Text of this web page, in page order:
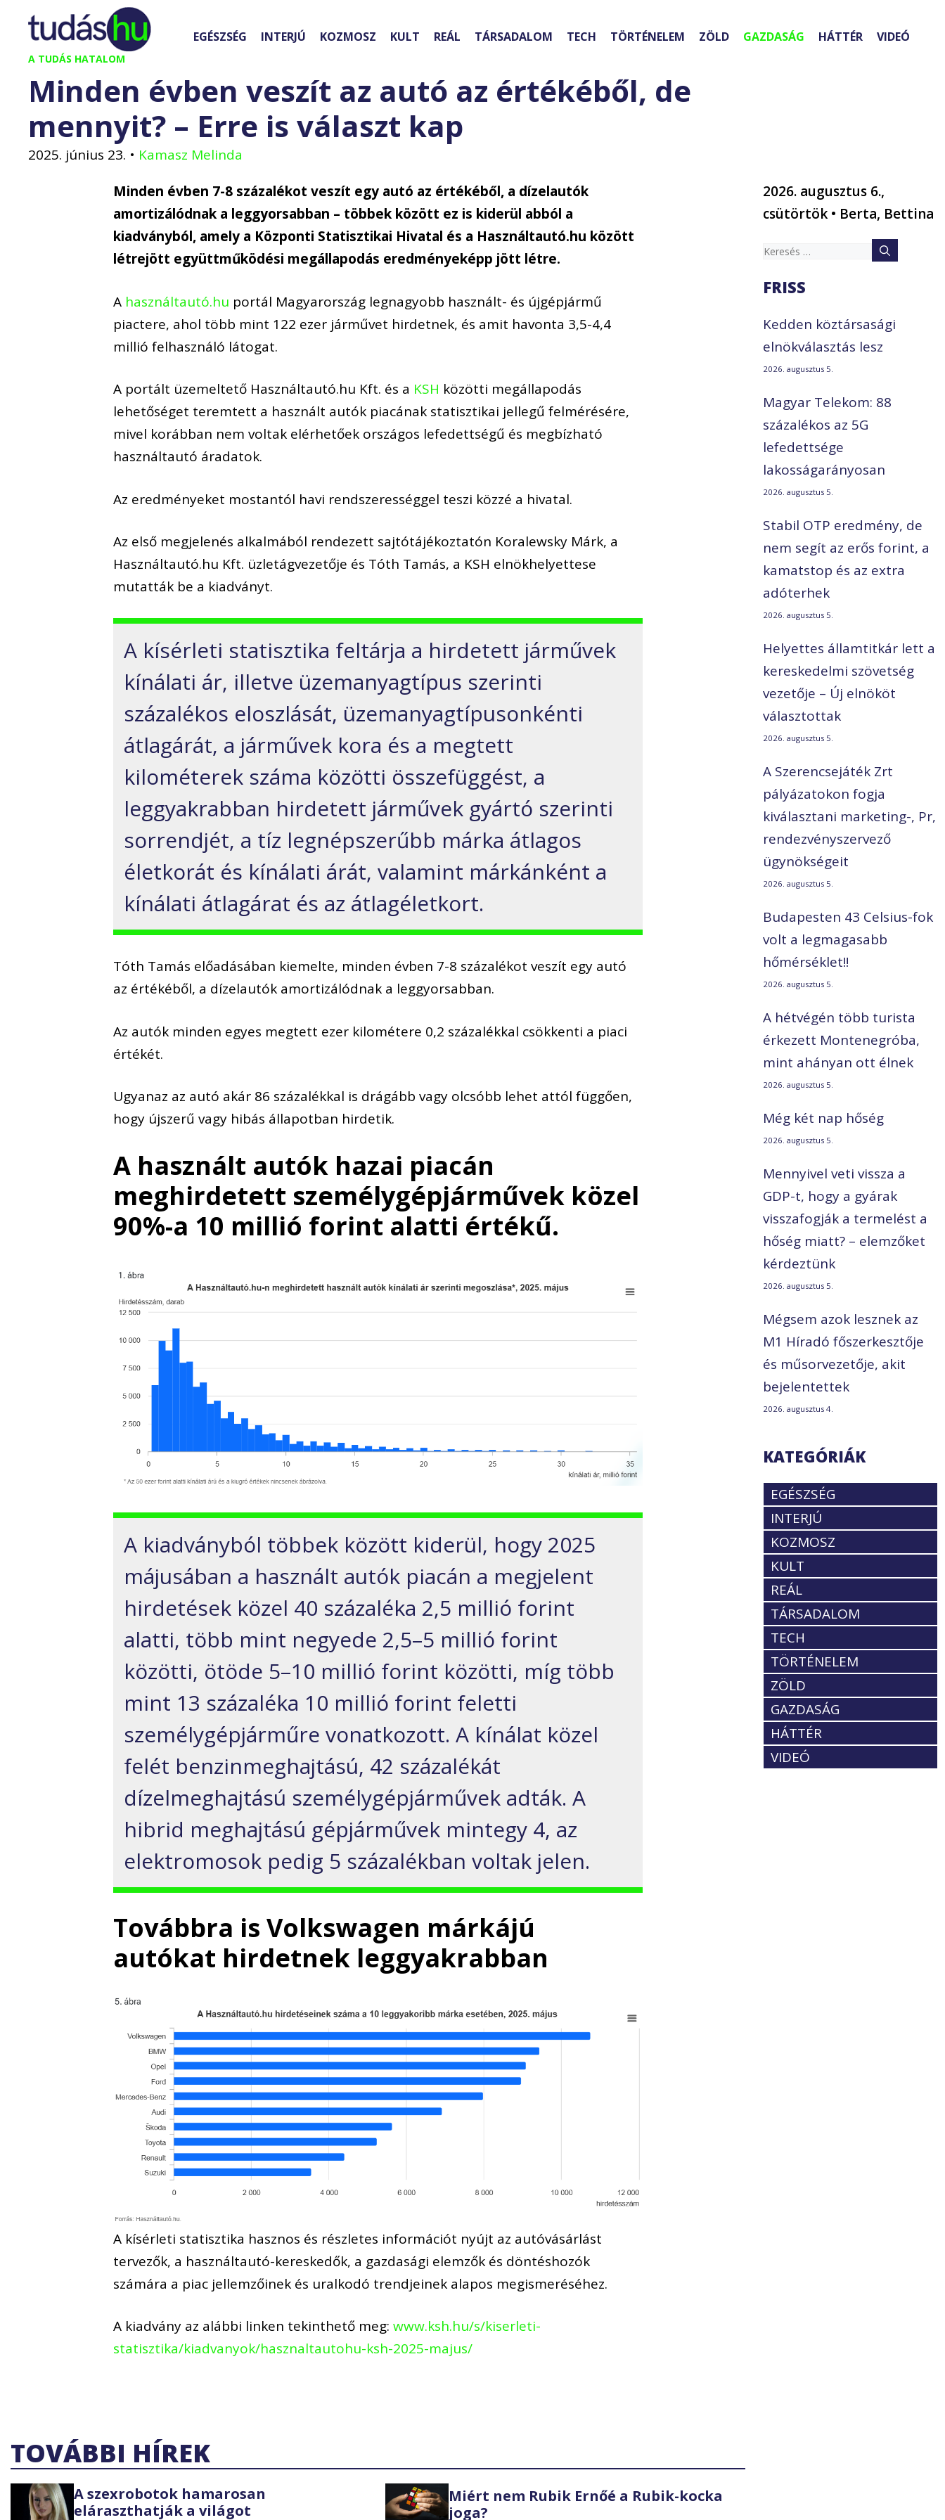
Kilépés
tartalomba
A TUDÁS HATALOM
EGÉSZSÉG INTERJÚ KOZMOSZ KULT REÁL TÁRSADALOM TECH TÖRTÉNELEM ZÖLD GAZDASÁG HÁTTÉR VIDEÓ
Minden évben veszít az autó az értékéből, de
mennyit? – Erre is választ kap
2025. június 23. • Kamasz Melinda
Minden évben 7-8 százalékot veszít egy autó az értékéből, a dízelautók
amortizálódnak a leggyorsabban – többek között ez is kiderül abból a
kiadványból, amely a Központi Statisztikai Hivatal és a Használtautó.hu között
létrejött együttműködési megállapodás eredményeképp jött létre.
A használtautó.hu portál Magyarország legnagyobb használt- és újgépjármű
piactere, ahol több mint 122 ezer járművet hirdetnek, és amit havonta 3,5-4,4
millió felhasználó látogat.
A portált üzemeltető Használtautó.hu Kft. és a KSH közötti megállapodás
lehetőséget teremtett a használt autók piacának statisztikai jellegű felmérésére,
mivel korábban nem voltak elérhetőek országos lefedettségű és megbízható
használtautó áradatok.
Az eredményeket mostantól havi rendszerességgel teszi közzé a hivatal.
Az első megjelenés alkalmából rendezett sajtótájékoztatón Koralewsky Márk, a
Használtautó.hu Kft. üzletágvezetője és Tóth Tamás, a KSH elnökhelyettese
mutatták be a kiadványt.
A kísérleti statisztika feltárja a hirdetett járművek
kínálati ár, illetve üzemanyagtípus szerinti
százalékos eloszlását, üzemanyagtípusonkénti
átlagárát, a járművek kora és a megtett
kilométerek száma közötti összefüggést, a
leggyakrabban hirdetett járművek gyártó szerinti
sorrendjét, a tíz legnépszerűbb márka átlagos
életkorát és kínálati árát, valamint márkánként a
kínálati átlagárat és az átlagéletkort.
Tóth Tamás előadásában kiemelte, minden évben 7-8 százalékot veszít egy autó
az értékéből, a dízelautók amortizálódnak a leggyorsabban.
Az autók minden egyes megtett ezer kilométere 0,2 százalékkal csökkenti a piaci
értékét.
Ugyanaz az autó akár 86 százalékkal is drágább vagy olcsóbb lehet attól függően,
hogy újszerű vagy hibás állapotban hirdetik.
A használt autók hazai piacán
meghirdetett személygépjárművek közel
90%-a 10 millió forint alatti értékű.
A kiadványból többek között kiderül, hogy 2025
májusában a használt autók piacán a megjelent
hirdetések közel 40 százaléka 2,5 millió forint
alatti, több mint negyede 2,5–5 millió forint
közötti, ötöde 5–10 millió forint közötti, míg több
mint 13 százaléka 10 millió forint feletti
személygépjárműre vonatkozott. A kínálat közel
felét benzinmeghajtású, 42 százalékát
dízelmeghajtású személygépjárművek adták. A
hibrid meghajtású gépjárművek mintegy 4, az
elektromosok pedig 5 százalékban voltak jelen.
Továbbra is Volkswagen márkájú
autókat hirdetnek leggyakrabban
A kísérleti statisztika hasznos és részletes információt nyújt az autóvásárlást
tervezők, a használtautó-kereskedők, a gazdasági elemzők és döntéshozók
számára a piac jellemzőinek és uralkodó trendjeinek alapos megismeréséhez.
A kiadvány az alábbi linken tekinthető meg:www.ksh.hu/s/kiserleti-
statisztika/kiadvanyok/hasznaltautohu-ksh-2025-majus/
TOVÁBBI HÍREK
A szexrobotok hamarosan
eláraszthatják a világot
Miért nem Rubik Ernőé a Rubik-kocka
joga?
2026. augusztus 6.,
csütörtök • Berta, Bettina
Keresés:
FRISS
Kedden köztársasági
elnökválasztás lesz
2026. augusztus 5.
Magyar Telekom: 88
százalékos az 5G
lefedettsége
lakosságarányosan
2026. augusztus 5.
Stabil OTP eredmény, de
nem segít az erős forint, a
kamatstop és az extra
adóterhek
2026. augusztus 5.
Helyettes államtitkár lett a
kereskedelmi szövetség
vezetője – Új elnököt
választottak
2026. augusztus 5.
A Szerencsejáték Zrt
pályázatokon fogja
kiválasztani marketing-, Pr,
rendezvényszervező
ügynökségeit
2026. augusztus 5.
Budapesten 43 Celsius-fok
volt a legmagasabb
hőmérséklet!!
2026. augusztus 5.
A hétvégén több turista
érkezett Montenegróba,
mint ahányan ott élnek
2026. augusztus 5.
Még két nap hőség
2026. augusztus 5.
Mennyivel veti vissza a
GDP-t, hogy a gyárak
visszafogják a termelést a
hőség miatt? – elemzőket
kérdeztünk
2026. augusztus 5.
Mégsem azok lesznek az
M1 Híradó főszerkesztője
és műsorvezetője, akit
bejelentettek
2026. augusztus 4.
KATEGÓRIÁK
EGÉSZSÉG
INTERJÚ
KOZMOSZ
KULT
REÁL
TÁRSADALOM
TECH
TÖRTÉNELEM
ZÖLD
GAZDASÁG
HÁTTÉR
VIDEÓ